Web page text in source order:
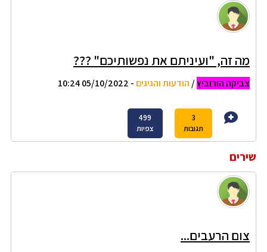
מה זה, "ועיניתם את נפשותיכם" ???
צביקה הורוביץ/ הודעות והגיגים - 05/10/2022 10:24
3
תגובות
499
צפיות
שירים
צום הרעבים...